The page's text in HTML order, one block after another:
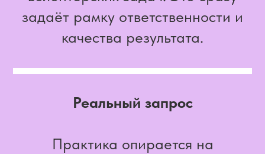
задаёт рамку ответственности и
качества результата.
Реальный запрос
Практика опирается на